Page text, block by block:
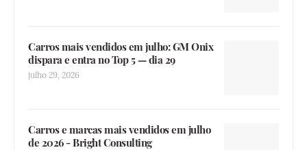
Carros mais vendidos em julho: GM Onix
dispara e entra no Top 5 — dia 29
julho 29, 2026
Carros e marcas mais vendidos em julho
de 2026 - Bright Consulting